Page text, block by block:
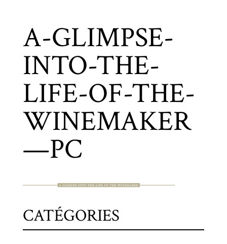
A-GLIMPSE-
INTO-THE-
LIFE-OF-THE-
WINEMAKER
—PC
CATÉGORIES